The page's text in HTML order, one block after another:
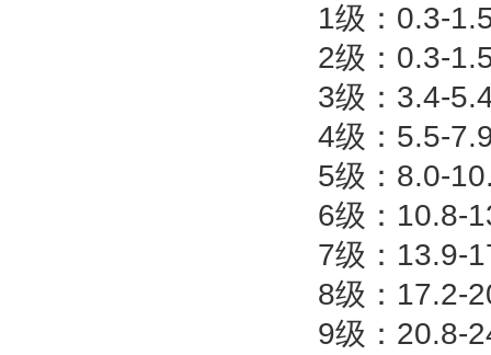
1级：0.3-
2级：0.3-
3级：3.4-
4级：5.5-
5级：8.0-
6级：10.8-
7级：13.9-
8级：17.2-
9级：20.8-